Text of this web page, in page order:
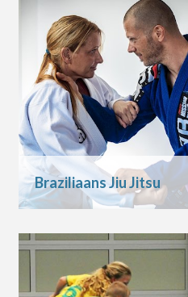
Braziliaans Jiu Jitsu